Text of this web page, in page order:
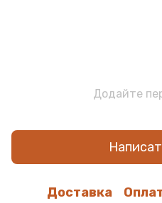
Додайте
Доставка